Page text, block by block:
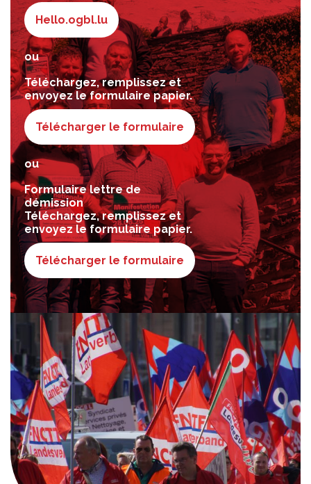
Hello.ogbl.lu
ou
Téléchargez, remplissez et
envoyez le formulaire papier.
Télécharger le formulaire
ou
Formulaire lettre de
démission
Téléchargez, remplissez et
envoyez le formulaire papier.
Télécharger le formulaire